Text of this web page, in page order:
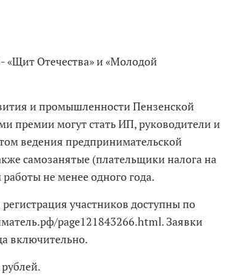
«Щит Отечества» и «Молодой
и промышленности Пензенской
премии могут стать ИП, руководители и
ведения предпринимательской
самозанятые (плательщики налога на
не менее одного года.
участников доступны по
page121843266.html. Заявки
включительно.